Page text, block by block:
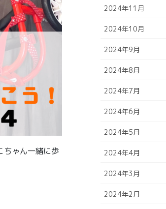
ゃん一緒に歩
2024年11月
2024年10月
2024年9月
2024年8月
2024年7月
2024年6月
2024年5月
2024年4月
2024年3月
2024年2月